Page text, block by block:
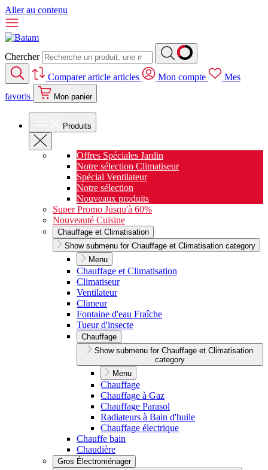
Aller au contenu
Chercher
Comparerarticle articles Mon compte
Mes
favoris
Mon panier
Produits
Offres Spéciales Jardin
Notre sélection Climatiseur
Spécial Ventilateur
Notre sélection
Nouveaux produits
Super Promo Jusqu'à 60%
Nouveauté Cuisine
Chauffage et Climatisation
Show submenu for Chauffage et Climatisation category
Menu
Chauffage et Climatisation
Climatiseur
Ventilateur
Climeur
Fontaine d'eau Fraîche
Tueur d'insecte
Chauffage
Show submenu for Chauffage et Climatisation
category
Menu
Chauffage
Chauffage à Gaz
Chauffage Parasol
Radiateurs à Bain d'huile
Chauffage électrique
Chauffe bain
Chaudière
Gros Électroménager